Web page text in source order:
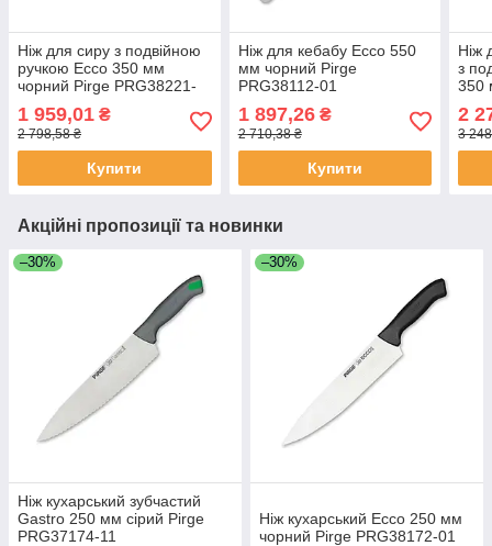
Ніж для сиру з подвійною
ручкою Ecco 350 мм
чорний Pirge PRG38221-
1 959,01 ₴
2 798,58 ₴
Купити
Ніж для кебабу Ecco 550
мм чорний Pirge
PRG38112-01
1 897,26₴
2 710,38 ₴
Купити
Ніж
з
350
2
3
Акційні пропозиції та новинки
–30%
Ніж кухарський зубчастий
Gastro 250 мм сірий Pirge
PRG37174-11
–30%
Ніж кухарський Ecco 250 мм
чорний Pirge PRG38172-01